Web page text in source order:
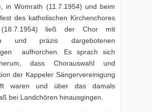
in Womrath (11.7.1954) und beim
des katholischen Kirchenchores
ließ der Chor mit
und präzis dargebotenen
aufhorchen. Es sprach sich
dass Chorauswahl und
der Kappeler Sängervereinigung
waren und über das damals
bei Landchören hinausgingen.